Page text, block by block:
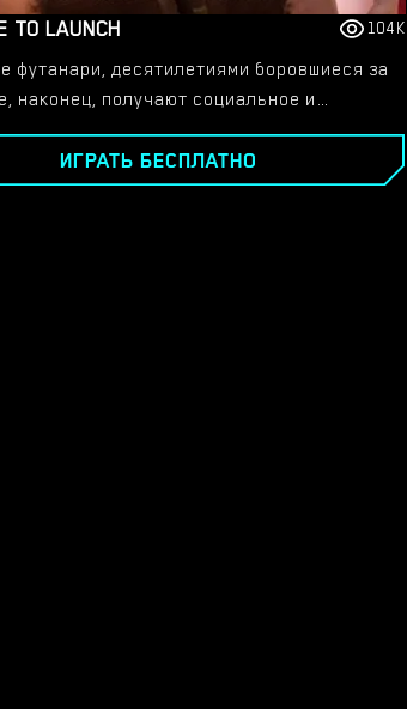
TO LAUNCH 104K
футанари, десятилетиями боровшиеся за
наконец, получают социальное и
признание, повествование следует за
21-летним олицетворением лени.
и проведя год в играх и потакании
ИГРАТЬ БЕСПЛАТНО